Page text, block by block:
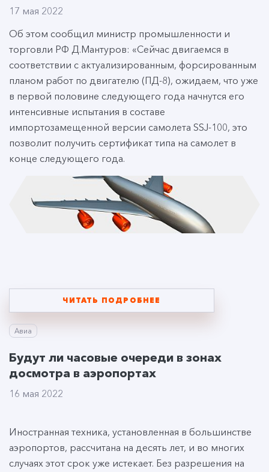
17 мая 2022
Об этом сообщил министр промышленности и
торговли РФ Д.Мантуров: «Сейчас двигаемся в
соответствии с актуализированным, форсированным
планом работ по двигателю (ПД-8), ожидаем, что уже
в первой половине следующего года начнутся его
интенсивные испытания в составе
импортозамещенной версии самолета SSJ-100, это
позволит получить сертификат типа на самолет в
конце следующего года.
ЧИТАТЬ ПОДРОБНЕЕ
Авиа
Будут ли часовые очереди в зонах
досмотра в аэропортах
16 мая 2022
Иностранная техника, установленная в большинстве
аэропортов, рассчитана на десять лет, и во многих
случаях этот срок уже истекает. Без разрешения на